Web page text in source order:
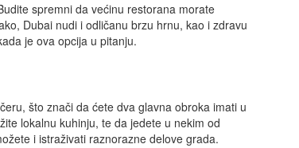
spremni da većinu restorana morate
Dubai nudi i odličanu brzu hrnu, kao i zdravu
je ova opcija u pitanju.
što znači da ćete dva glavna obroka imati u
lokalnu kuhinju, te da jedete u nekim od
i istraživati raznorazne delove grada.